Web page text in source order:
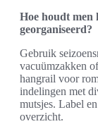
Hoe houdt men
georganiseerd?
Gebruik
vacuümzakken
hangrail voor
indelingen met
mutsjes. Label
overzicht.